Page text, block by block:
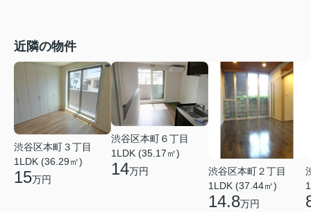
近隣の物件
渋谷区本町３丁目
1LDK (36.29㎡)
15万円
渋谷区本町６丁目
1LDK (35.17㎡)
14万円
渋谷区本町２丁目
1LDK (37.44㎡)
14.8万円